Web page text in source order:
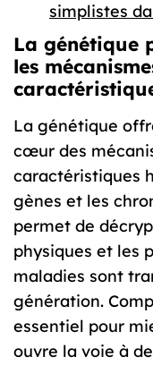
simplistes
La génétique
les
La génétique
cœur des
caractéristiques
gènes et les
permet de
physiques et les
maladies sont
génération.
essentiel pour
ouvre la voie à